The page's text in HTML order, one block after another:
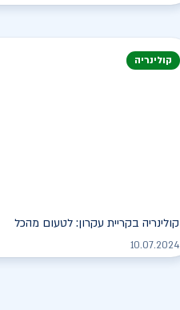
קולינריה
קולינריה בקריית עקרון: לטעום מהכל
10.07.2024